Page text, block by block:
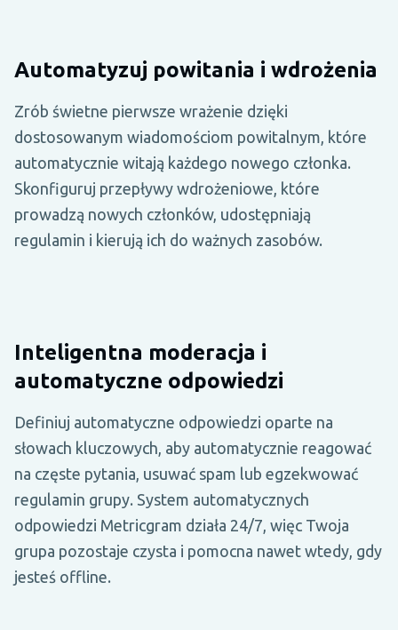
Automatyzuj powitania i wdrożenia
Zrób świetne pierwsze wrażenie dzięki
dostosowanym wiadomościom powitalnym, które
automatycznie witają każdego nowego członka.
Skonfiguruj przepływy wdrożeniowe, które
prowadzą nowych członków, udostępniają
regulamin i kierują ich do ważnych zasobów.
Inteligentna moderacja i
automatyczne odpowiedzi
Definiuj automatyczne odpowiedzi oparte na
słowach kluczowych, aby automatycznie reagować
na częste pytania, usuwać spam lub egzekwować
regulamin grupy. System automatycznych
odpowiedzi Metricgram działa 24/7, więc Twoja
grupa pozostaje czysta i pomocna nawet wtedy, gdy
jesteś offline.